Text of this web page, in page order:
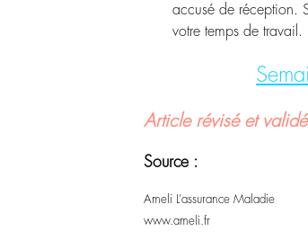
accusé de réception.
votre temps de travail.
Article révisé et
Source :
Ameli L’assurance Maladie
www.ameli.fr